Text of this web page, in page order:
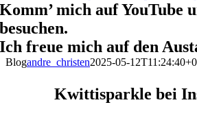
Komm’ mich auf YouTube
besuchen.
Ich freue mich auf den
Blogandre_christen2025-05-
Kwittisparkle bei